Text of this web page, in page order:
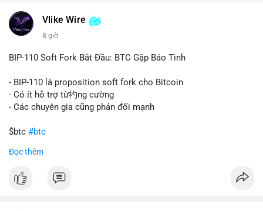
này có thể phản ánh ba kịch bản chính: thứ nhất, cá voi đang
chuẩn bị thanh khoản bằng cách chuyển lên sàn giao dịch, tạo
để nắm giữ dài hạn, thể hiện niềm tin vào xu hướng tăng; thứ
tán rủi ro. Với mức giá 65K, khối lượng này không quá lớn để
gây sốc thanh khoản tức thời, nhưng vẫn đủ sức tạo biến động
tâm lý ngắn hạn nếu hướng đến sàn tập trung.
Lời khuyên cho nhà đầu tư nhỏ lẻ:
hướng đi của dòng tiền. Tránh hành động theo cảm xúc, ưu
rõ ràng về đích đến của số BTC này.
Vlike Wire
8 giờ
BIP-110 Soft Fork Bắt Đầu: BTC Gặp Báo Tình
- BIP-110 là proposition soft fork cho Bitcoin
- Có ít hỗ trợ từ礿ng cường
- Các chuyên gia cũng phản đối mạnh
$btc #btc
#vlikevn
📰 Nguồn: CoinDesk
Đọc thêm